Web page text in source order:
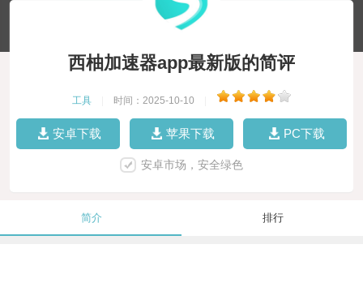
西柚加速器app最新版的简评
工具 时间：2025-10-10
安卓下载 苹果下载 PC下载
安卓市场，安全绿色
简介 排行